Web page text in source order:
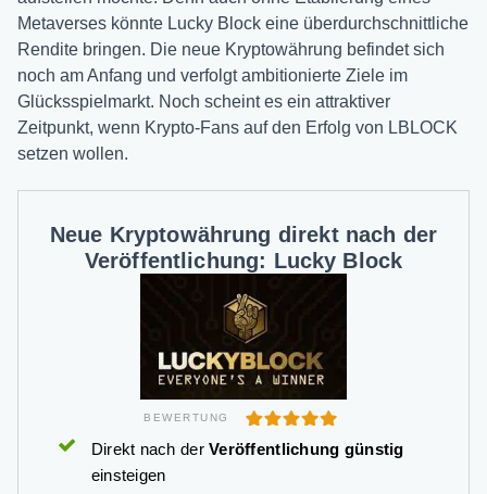
Metaverses könnte Lucky Block eine überdurchschnittliche
Rendite bringen. Die neue Kryptowährung befindet sich
noch am Anfang und verfolgt ambitionierte Ziele im
Glücksspielmarkt. Noch scheint es ein attraktiver
Zeitpunkt, wenn Krypto-Fans auf den Erfolg von LBLOCK
setzen wollen.
Neue Kryptowährung direkt nach der
Veröffentlichung: Lucky Block
BEWERTUNG
Direkt nach derVeröffentlichung günstig
einsteigen